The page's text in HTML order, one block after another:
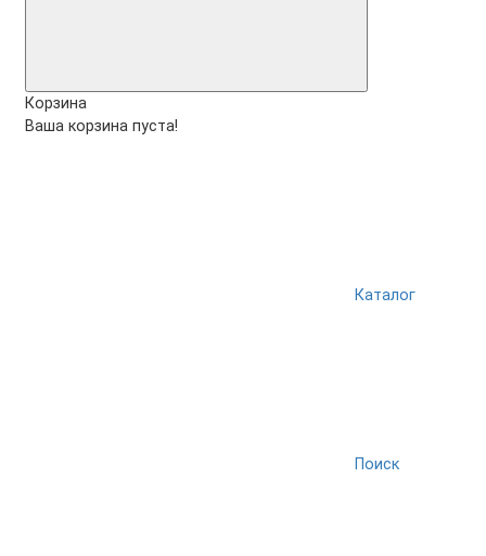
Корзина
Ваша корзина пуста!
Каталог
Поиск